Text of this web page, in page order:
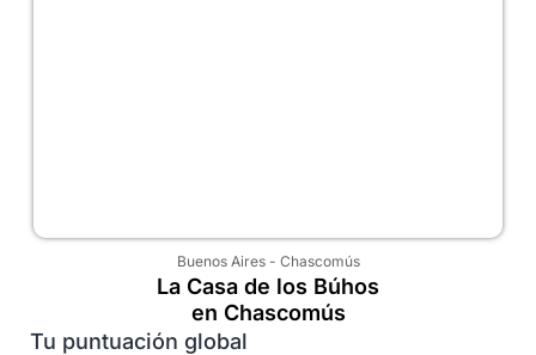
Buenos Aires- Chascomús
La Casa de los Búhos
en Chascomús
Tu puntuación global